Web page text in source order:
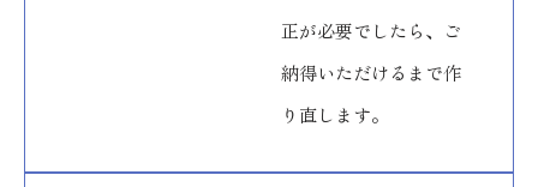
正が必要でしたら、ご
納得いただけるまで作
り直します。